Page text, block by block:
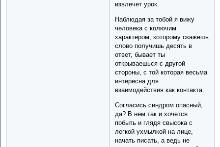
извлечет урок.
Наблюдая за тобой я вижу
человека с колючим
характером, которому скажешь
слово получишь десять в
ответ, бывает ты
открываешься с другой
стороны, с той которая весьма
интересна для
взаимодействия как контакта.
Согласись синдром опасный,
да? В нем так и хочется
побыть и глядя свысока с
легкой ухмылкой на лице,
начать писать, а ведь не